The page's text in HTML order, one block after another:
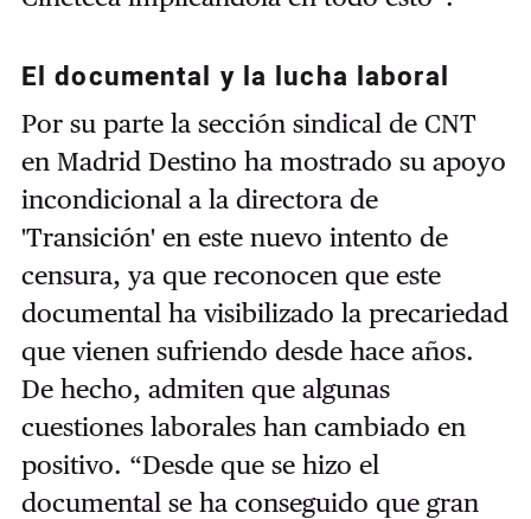
El documental y la lucha laboral
Por su parte la sección sindical de CNT
en Madrid Destino ha mostrado su apoyo
incondicional a la directora de
'Transición' en este nuevo intento de
censura, ya que reconocen que este
documental ha visibilizado la precariedad
que vienen sufriendo desde hace años.
De hecho, admiten que algunas
cuestiones laborales han cambiado en
positivo. “Desde que se hizo el
documental se ha conseguido que gran